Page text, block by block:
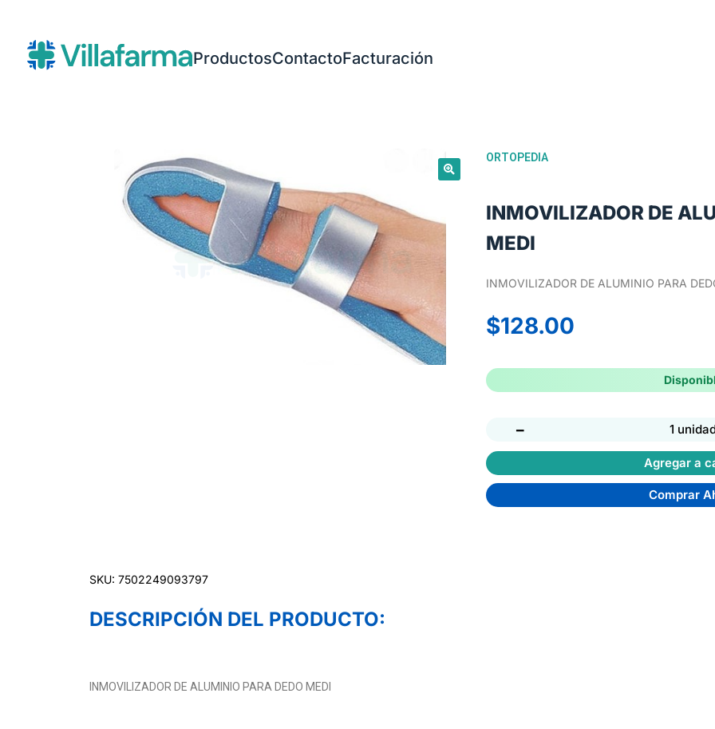
ProductosContactoFacturación
ORTOPEDIA
INMOVILIZADOR DE
MEDI
INMOVILIZADOR DE ALUMINIO PARA
$128.00
− 1
Agregar a
Comprar
SKU: 7502249093797
DESCRIPCIÓN DEL PRODUCTO:
INMOVILIZADOR DE ALUMINIO PARA DEDO MEDI